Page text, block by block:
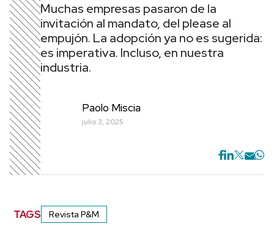
Muchas empresas pasaron de la
invitación al mandato, del please al
empujón. La adopción ya no es sugerida:
es imperativa. Incluso, en nuestra
industria.
Paolo Miscia
julio 3, 2025
TAGS Revista P&M